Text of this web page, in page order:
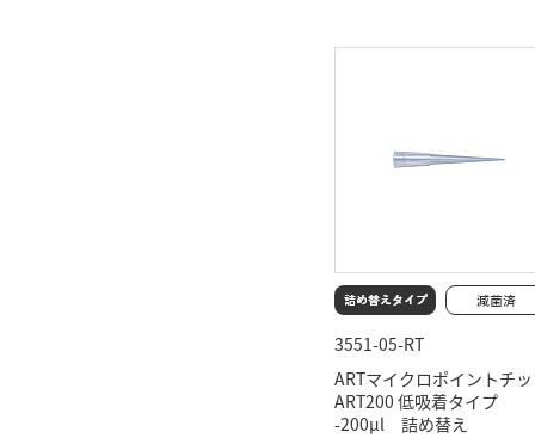
3551-05-RT
ARTマイクロポイントチ
ART200 低吸着タイプ
-200μl 詰め替え